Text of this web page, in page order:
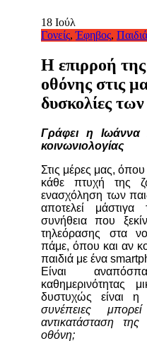
18 Ιούλ
Γονείς,Έφηβος, Παιδιά
Η επιρροή
οθόνης στις
δυσκολίες
Γράφει η Ιωάννα
κοινωνιολογίας
Στις μέρες μας, όπου
κάθε πτυχή της
ενασχόληση των
αποτελεί
συνήθεια που
τηλεόρασης στα
πάμε, όπου και αν
παιδιά με ένα
Είναι
καθημερινότητας
δυστυχώς είναι η
συνέπειες
αντικατάσταση
οθόνη;